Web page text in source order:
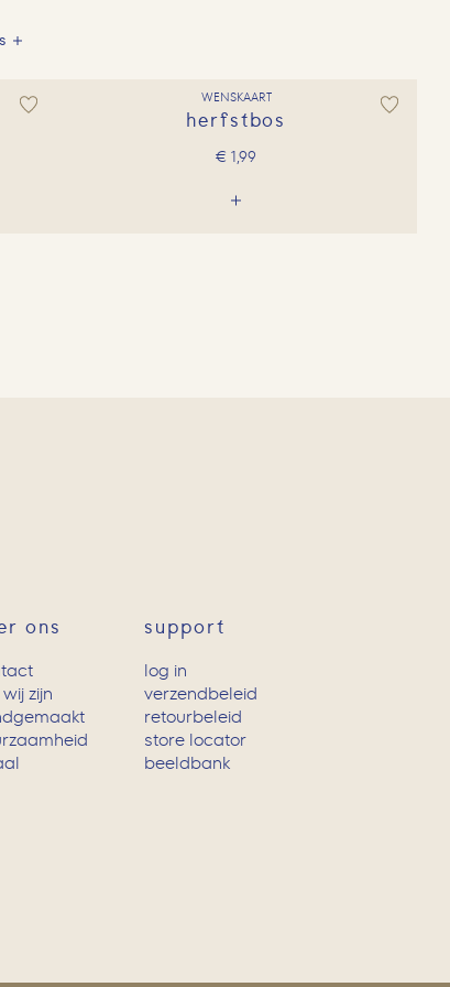
WENSKAART
herfstbos
€ 1,99
ons
zijn
support
log in
verzendbeleid
retourbeleid
store locator
beeldbank